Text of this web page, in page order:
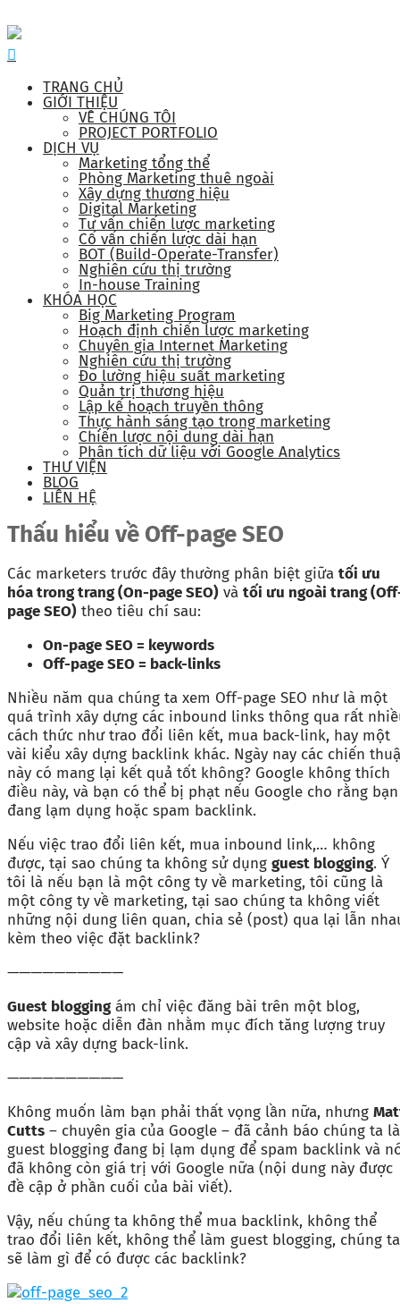
TRANG CHỦ
GIỚI THIỆU
VỀ CHÚNG TÔI
PROJECT PORTFOLIO
DỊCH VỤ
Marketing tổng thể
Phòng Marketing thuê ngoài
Xây dựng thương hiệu
Digital Marketing
Tư vấn chiến lược marketing
Cố vấn chiến lược dài hạn
BOT (Build-Operate-Transfer)
Nghiên cứu thị trường
In-house Training
KHÓA HỌC
Big Marketing Program
Hoạch định chiến lược marketing
Chuyên gia Internet Marketing
Nghiên cứu thị trường
Đo lường hiệu suất marketing
Quản trị thương hiệu
Lập kế hoạch truyền thông
Thực hành sáng tạo trong marketing
Chiến lược nội dung dài hạn
Phân tích dữ liệu với Google Analytics
THƯ VIỆN
BLOG
LIÊN HỆ
Thấu hiểu về Off-page SEO
Các marketers trước đây thường phân biệt giữa tối ưu
hóa trong trang (On-page SEO) và tối ưu ngoài trang
page SEO) theo tiêu chí sau:
On-page SEO = keywords
Off-page SEO = back-links
Nhiều năm qua chúng ta xem Off-page SEO như là một
quá trình xây dựng các inbound links thông qua rất
cách thức như trao đổi liên kết, mua back-link, hay một
vài kiểu xây dựng backlink khác. Ngày nay các chiến
này có mang lại kết quả tốt không? Google không thích
điều này, và bạn có thể bị phạt nếu Google cho rằng bạn
đang lạm dụng hoặc spam backlink.
Nếu việc trao đổi liên kết, mua inbound link,… không
được, tại sao chúng ta không sử dụng guest blogging. Ý
tôi là nếu bạn là một công ty về marketing, tôi cũng là
một công ty về marketing, tại sao chúng ta không viết
những nội dung liên quan, chia sẻ (post) qua lại lẫn
kèm theo việc đặt backlink?
——————————
Guest bloggingám chỉ việc đăng bài trên một blog,
website hoặc diễn đàn nhằm mục đích tăng lượng truy
cập và xây dựng back-link.
——————————
Không muốn làm bạn phải thất vọng lần nữa, nhưng
Cutts – chuyên gia của Google – đã cảnh báo chúng ta là
guest blogging đang bị lạm dụng để spam backlink và
đã không còn giá trị với Google nữa (nội dung này được
đề cập ở phần cuối của bài viết).
Vậy, nếu chúng ta không thể mua backlink, không thể
trao đổi liên kết, không thể làm guest blogging, chúng ta
sẽ làm gì để có được các backlink?